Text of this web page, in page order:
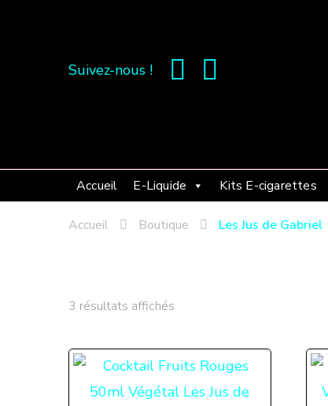
Suivez-nous !
Accueil E-Liquide Kits E-cigarettes
Accueil Boutique Les Jus de Gabriel
3 résultats affichés
plus
récent
au